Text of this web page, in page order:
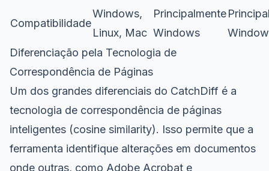
Compatibilidade
Windows,
Linux, Mac
Principalmente
Windows
Diferenciação pela Tecnologia de
Correspondência de Páginas
Um dos grandes diferenciais do CatchDiff é a
tecnologia de correspondência de páginas
inteligentes (cosine similarity). Isso permite que a
ferramenta identifique alterações em documentos
onde outras, como Adobe Acrobat e